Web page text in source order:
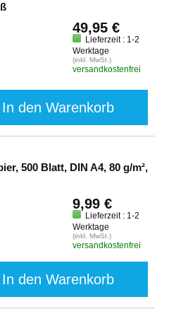
49,95 €
Lieferzeit : 1-2
Werktage
(inkl. MwSt.)
versandkostenfrei
In den Warenkorb
500 Blatt, DIN A4, 80 g/m²,
9,99 €
Lieferzeit : 1-2
Werktage
(inkl. MwSt.)
versandkostenfrei
In den Warenkorb